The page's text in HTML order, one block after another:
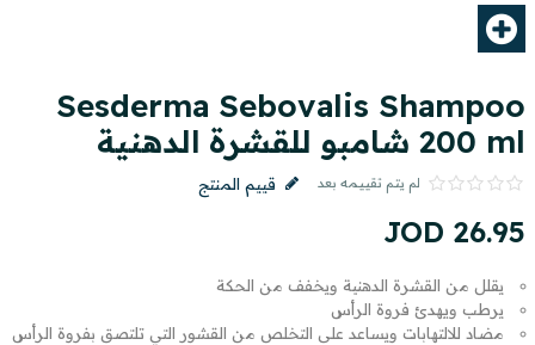
Sesderma Sebovalis Shampoo
200 ml شامبو للقشرة الدهنية
لم يتم تقييمه بعد قييم المنتج
JOD 26.95
يقلل من القشرة الدهنية ويخفف من الحكة
يرطب ويهدئ فروة الرأس
مضاد للالتهابات ويساعد على التخلص من القشور التي تلتصق بفروة الرأس